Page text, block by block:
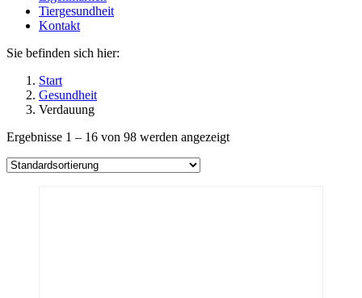
Tiergesundheit
Kontakt
Sie befinden sich hier:
Start
Gesundheit
Verdauung
Ergebnisse 1 – 16 von 98 werden angezeigt